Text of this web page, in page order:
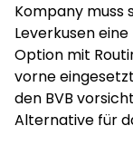
Kompany muss
Leverkusen
Option mit
vorne
den BVB
Alternative für